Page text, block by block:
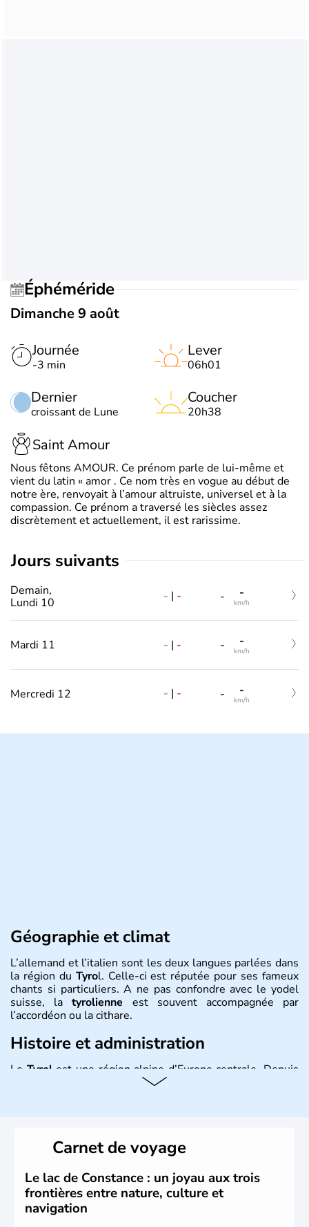
Éphéméride
Dimanche 9 août
Journée
-3 min
Dernier
croissant de Lune
Lever
06h01
Coucher
20h38
Saint Amour
Nous fêtons AMOUR. Ce prénom parle de lui-même et
vient du latin « amor . Ce nom très en vogue au début de
notre ère, renvoyait à l’amour altruiste, universel et à la
compassion. Ce prénom a traversé les siècles assez
discrètement et actuellement, il est rarissime.
jours suivants
Demain,
Lundi 10
- | - - -
km/h
Mardi 11 - | - - -
km/h
Mercredi 12 - | - - -
km/h
Géographie et climat
L’allemand et l’italien sont les deux langues parlées dans
la région du Tyrol. Celle-ci est réputée pour ses fameux
chants si particuliers. A ne pas confondre avec le yodel
suisse, latyrolienne est souvent accompagnée par
l’accordéon ou la cithare.
Histoire et administration
Le Tyrol est une région alpine d’Europe centrale. Depuis
1919, la région est séparée en deux. Au Nord et à l’Est la
Carnet de voyage
Le lac de Constance : un joyau aux trois
frontières entre nature, culture et
navigation